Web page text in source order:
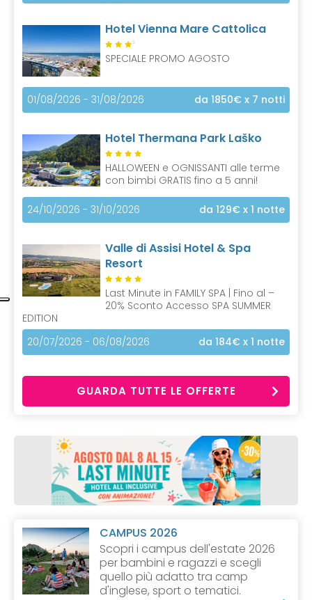
Hotel Vienna Mare Cattolica
S
SPECIALE PROMO AGOSTO
01/08/2026 - 31/08/2026 da 1850€ x 7 notti
Hotel Thermana Park Laško
HALLOWEEN e OGNISSANTI alle terme
con bimbi GRATIS fino a 5 anni!
24/10/2026 - 31/10/2026 da 129€ x 1 notte
Valle di Assisi Hotel & Spa
Resort
Last Minute in FAMILY SPA | Fino al –
20% Sconto Accesso SPA SUMMER
EDITION
20/07/2026 - 06/08/2026
da 184€ x 1 notte
GUARDA TUTTE LE OFFERTE
CAMPUS 2026
Scopri i campus dell'estate 2026
per bambini e ragazzi e scegli
quello più adatto tra camp
d'inglese, sport o tematici.